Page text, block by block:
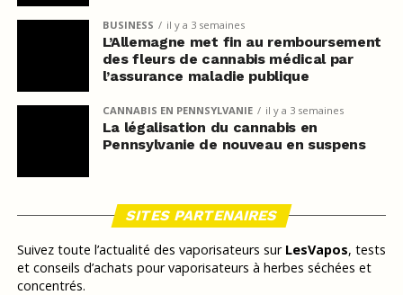
BUSINESS il y a 3 semaines
L’Allemagne met fin au remboursement
des fleurs de cannabis médical par
l’assurance maladie publique
CANNABIS EN PENNSYLVANIE il y a 3 semaines
La légalisation du cannabis en
Pennsylvanie de nouveau en suspens
SITES PARTENAIRES
Suivez toute l’actualité des vaporisateurs sur LesVapos, tests
et conseils d’achats pour vaporisateurs à herbes séchées et
concentrés.